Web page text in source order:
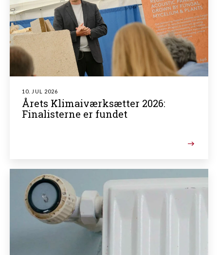
10. JUL 2026
Årets Klimaiværksætter 2026:
Finalisterne er fundet